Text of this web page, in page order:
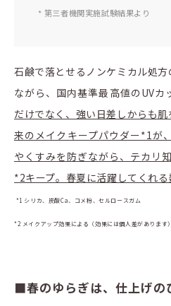
* 第三者機関実施試験結果より
石鹸で落とせるノンケミカル処
ながら、国内基準最高値のUVカ
だけでなく、強い日差しからも
来のメイクキープパウダー*1が
やくすみを防ぎながら、テカリ
*2キープ。春夏に活躍してくれる
*1 シリカ、炭酸Ca、コメ粉、セルロースガム
*2 メイクアップ効果による（効果には個人差があります）
■春のゆらぎは、仕上げの